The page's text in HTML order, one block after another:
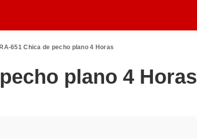
651 Chica de pecho plano 4 Horas
plano 4 Horas